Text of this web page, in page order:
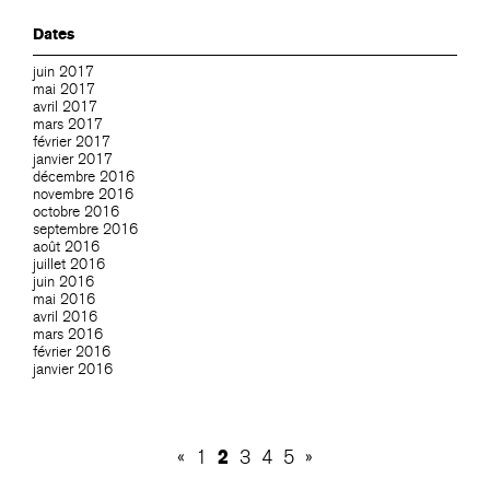
Dates
juin 2017
mai 2017
avril 2017
mars 2017
février 2017
janvier 2017
décembre 2016
novembre 2016
octobre 2016
septembre 2016
août 2016
juillet 2016
juin 2016
mai 2016
avril 2016
mars 2016
février 2016
janvier 2016
« 1 2 3 4 5 »